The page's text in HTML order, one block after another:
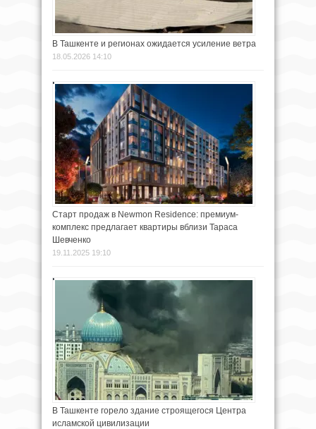
В Ташкенте и регионах ожидается усиление ветра
18.05.2026 14:10
Старт продаж в Newmon Residence: премиум-
комплекс предлагает квартиры вблизи Тараса
Шевченко
19.11.2025 19:10
В Ташкенте горело здание строящегося Центра
исламской цивилизации